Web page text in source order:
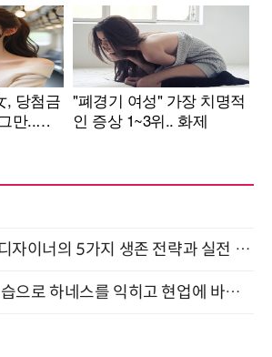
AI × Design : UX디자이너의 5가지 생존 전략과 실전 대응 8월 28일 개최
단 하루, 이론과 실습으로 하네스를 익히고 현업에 바로 쓰는 핸즈온 워크숍 (8/20)